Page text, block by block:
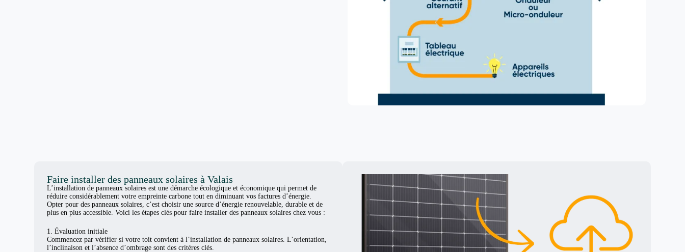
Faire installer des panneaux solaires à Valais
L’installation de panneaux solaires est une démarche écologique et économique qui permet de
réduire considérablement votre empreinte carbone tout en diminuant vos factures d’énergie.
Opter pour des panneaux solaires, c’est choisir une source d’énergie renouvelable, durable et de
plus en plus accessible. Voici les étapes clés pour faire installer des panneaux solaires chez vous :
1. Évaluation initiale
Commencez par vérifier si votre toit convient à l’installation de panneaux solaires. L’orientation,
l’inclinaison et l’absence d’ombrage sont des critères clés.